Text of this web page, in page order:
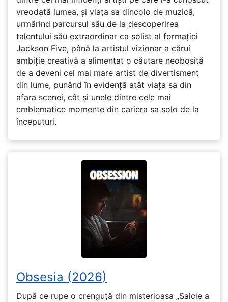
vreodată lumea, și viața sa dincolo de muzică,
urmărind parcursul său de la descoperirea
talentului său extraordinar ca solist al formației
Jackson Five, până la artistul vizionar a cărui
ambiție creativă a alimentat o căutare neobosită
de a deveni cel mai mare artist de divertisment
din lume, punând în evidență atât viața sa din
afara scenei, cât și unele dintre cele mai
emblematice momente din cariera sa solo de la
începuturi.
Obsesia (2026)
După ce rupe o crenguță din misterioasa „Salcie a